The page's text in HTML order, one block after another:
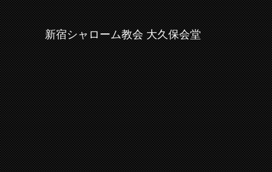
新宿シャローム教会 大久保会堂